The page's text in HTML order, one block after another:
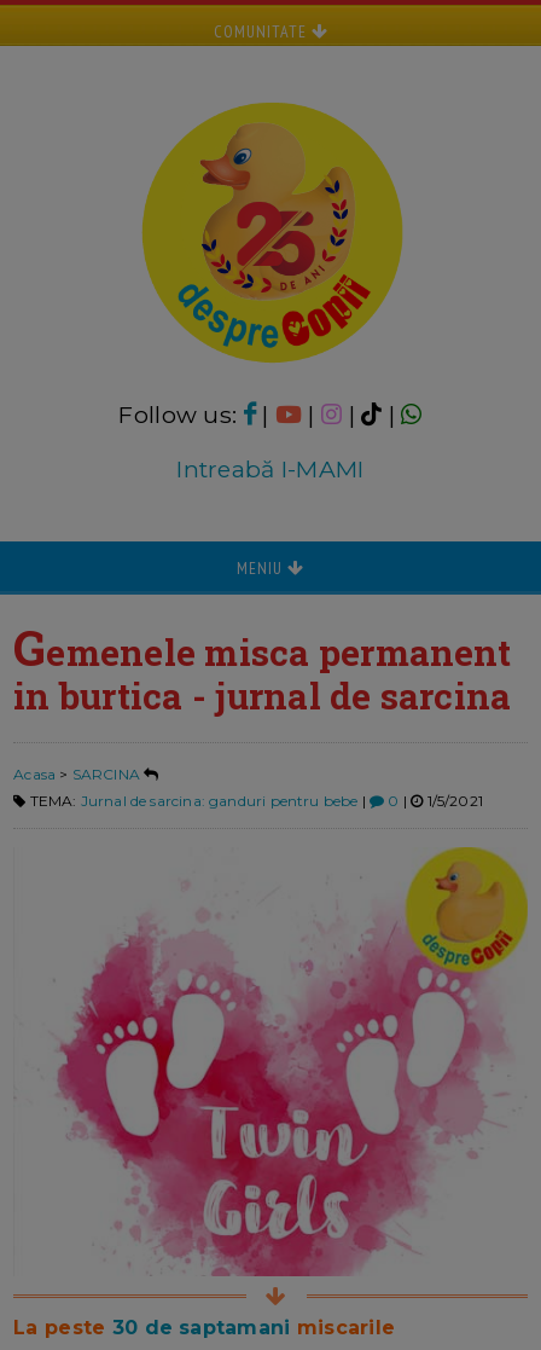
COMUNITATE
Follow us: | | |
|
Intreabă I-MAMI
MENIU
Gemenele misca permanent
in burtica - jurnal de sarcina
Acasa > SARCINA
TEMA: Jurnal de sarcina: ganduri pentru bebe | 0 | 1/5/2021
La peste 30 de saptamani miscarile